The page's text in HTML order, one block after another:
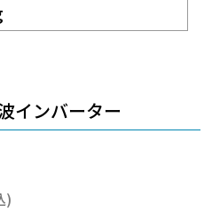
インバーター
)